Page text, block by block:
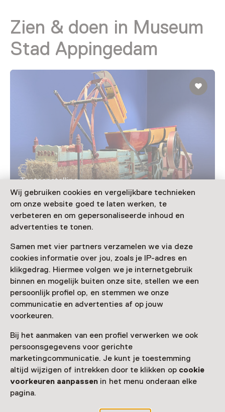
Wij gebruiken cookies en vergelijkbare technieken
om onze website goed te laten werken, te
verbeteren en om gepersonaliseerde inhoud en
advertenties te tonen.
Samen met vier partners verzamelen we via deze
cookies informatie over jou, zoals je IP-adres en
klikgedrag. Hiermee volgen we je internetgebruik
binnen en mogelijk buiten onze site, stellen we een
persoonlijk profiel op, en stemmen we onze
communicatie en advertenties af op jouw
voorkeuren.
Bij het aanmaken van een profiel verwerken we ook
persoonsgegevens voor gerichte
marketingcommunicatie. Je kunt je toestemming
altijd wijzigen of intrekken door te klikken op cookie
voorkeuren aanpassen in het menu onderaan elke
pagina.
Zien & doen in Museum
Stad Appingedam
Tentoonstelling
Made in Appingedam
T/m 4 oktober van 13:00 tot 17:00
Nog meer ontdekken